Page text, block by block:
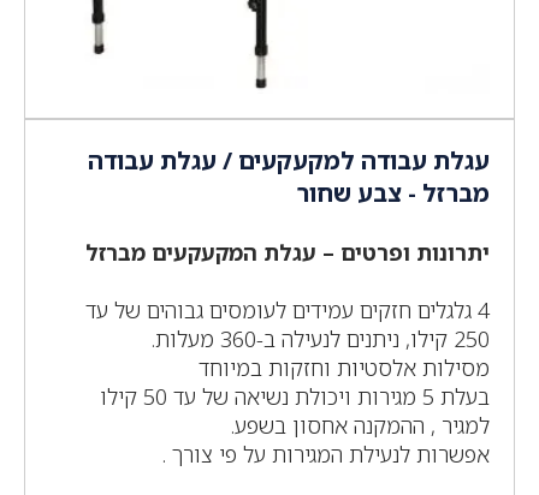
עגלת עבודה למקעקעים / עגלת עבודה
מברזל - צבע שחור
יתרונות ופרטים – עגלת המקעקעים מברזל
4 גלגלים חזקים עמידים לעומסים גבוהים של עד
250 קילו, ניתנים לנעילה ב-360 מעלות.
מסילות אלסטיות וחזקות במיוחד
בעלת 5 מגירות ויכולת נשיאה של עד 50 קילו
למגיר , ההמקנה אחסון בשפע.
אפשרות לנעילת המגירות על פי צורך .